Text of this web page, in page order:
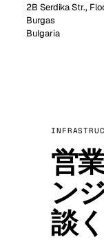
2B Serdika Str.,
Burgas
Bulgaria
営
ン
談